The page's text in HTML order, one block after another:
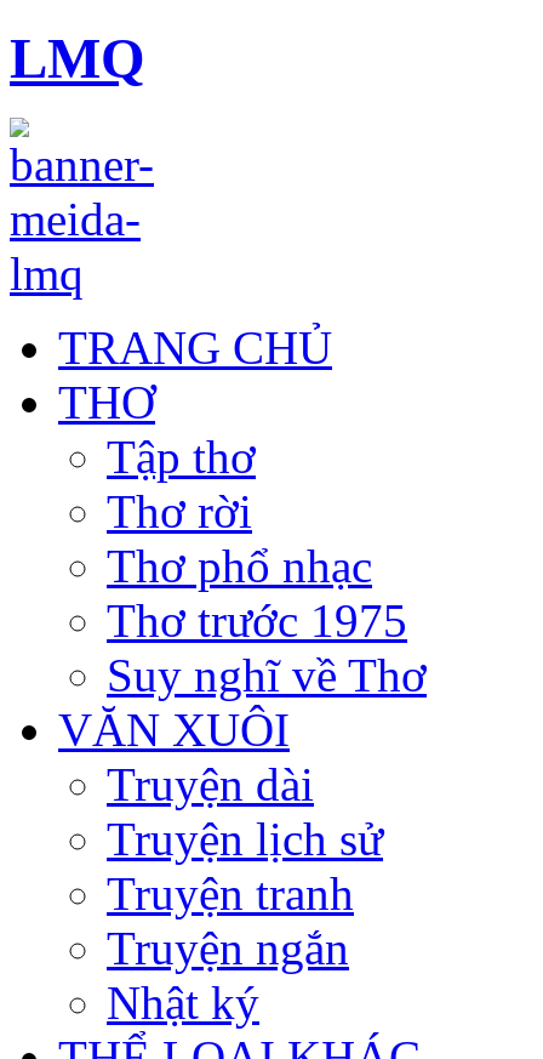
LMQ
TRANG CHỦ
THƠ
Tập thơ
Thơ rời
Thơ phổ nhạc
Thơ trước 1975
Suy nghĩ về Thơ
VĂN XUÔI
Truyện dài
Truyện lịch sử
Truyện tranh
Truyện ngắn
Nhật ký